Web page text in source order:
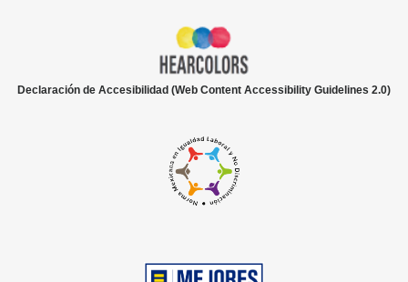
Declaración de Accesibilidad (Web Content Accessibility Guidelines 2.0)